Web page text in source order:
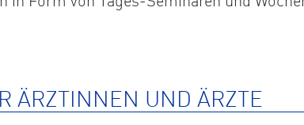
ÄRZTINNEN UND ÄRZTE